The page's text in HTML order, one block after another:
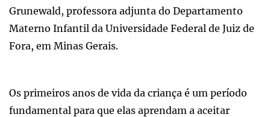
Grunewald, professora adjunta do Departamento
Materno Infantil da Universidade Federal de Juiz de
Fora, em Minas Gerais.
Os primeiros anos de vida da criança é um período
fundamental para que elas aprendam a aceitar